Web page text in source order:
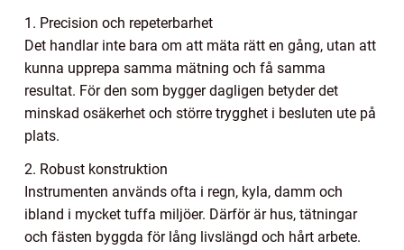
1. Precision och repeterbarhet
Det handlar inte bara om att mäta rätt en gång, utan att
kunna upprepa samma mätning och få samma
resultat. För den som bygger dagligen betyder det
minskad osäkerhet och större trygghet i besluten ute på
plats.
2. Robust konstruktion
Instrumenten används ofta i regn, kyla, damm och
ibland i mycket tuffa miljöer. Därför är hus, tätningar
och fästen byggda för lång livslängd och hårt arbete.